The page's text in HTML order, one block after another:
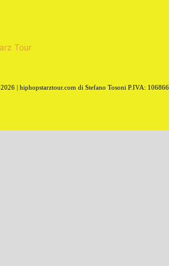
| hiphopstarztour.com di Stefano Tosoni P.IVA: